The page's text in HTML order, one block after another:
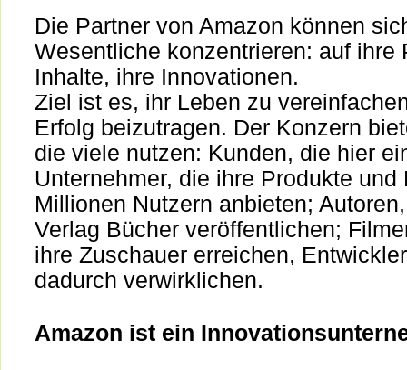
Die Partner von Amazon können
Wesentliche konzentrieren: auf ihre
Inhalte, ihre Innovationen.
Ziel ist es, ihr Leben zu
Erfolg beizutragen. Der Konzern
die viele nutzen: Kunden, die hier
Unternehmer, die ihre Produkte und
Millionen Nutzern anbieten;
Verlag Bücher veröffentlichen;
ihre Zuschauer erreichen,
dadurch verwirklichen.
Amazon ist ein